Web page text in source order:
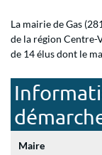
La mairie de Gas
de la région Centre-
de 14 élus dont le
Maire